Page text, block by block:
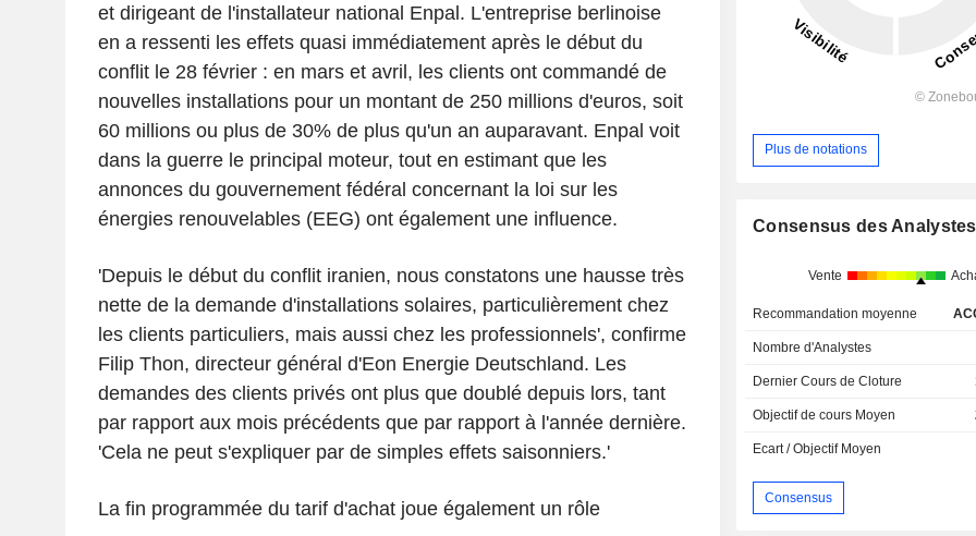
et dirigeant de l'installateur national Enpal. L'entreprise berlinoise
en a ressenti les effets quasi immédiatement après le début du
conflit le 28 février : en mars et avril, les clients ont commandé de
nouvelles installations pour un montant de 250 millions d'euros, soit
60 millions ou plus de 30% de plus qu'un an auparavant. Enpal voit
dans la guerre le principal moteur, tout en estimant que les
annonces du gouvernement fédéral concernant la loi sur les
énergies renouvelables (EEG) ont également une influence.
'Depuis le début du conflit iranien, nous constatons une hausse très
nette de la demande d'installations solaires, particulièrement chez
les clients particuliers, mais aussi chez les professionnels', confirme
Filip Thon, directeur général d'Eon Energie Deutschland. Les
demandes des clients privés ont plus que doublé depuis lors, tant
par rapport aux mois précédents que par rapport à l'année dernière.
'Cela ne peut s'expliquer par de simples effets saisonniers.'
La fin programmée du tarif d'achat joue également un rôle
Plus de notations
Consensus des Analystes
Vente
Recommandation moyenne
Nombre d'Analystes
Dernier Cours de Cloture
Objectif de cours Moyen
Ecart / Objectif Moyen
Consensus